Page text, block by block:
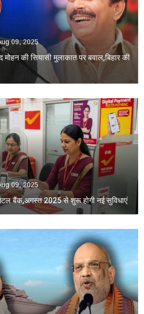
09, 2025
की सियासी मुलाकात पर बवाल,बिहार की
09, 2025
बैंक,अगस्त 2025 से शुरू होगी नई सुविधाएं